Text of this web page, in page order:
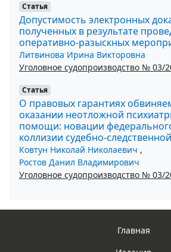
Статья
Допустимость электронных
полученных в результате
оперативно-разыскных
Литвинова Ирина Викторовна
Уголовное судопроизводство № 03/
Статья
О правовых гарантиях
оказании неотложной
помощи: новации
коллизии судебно-
Ковтун Николай Николаевич ,
Ростов Данил Владимирович
Уголовное судопроизводство № 03/
Главная